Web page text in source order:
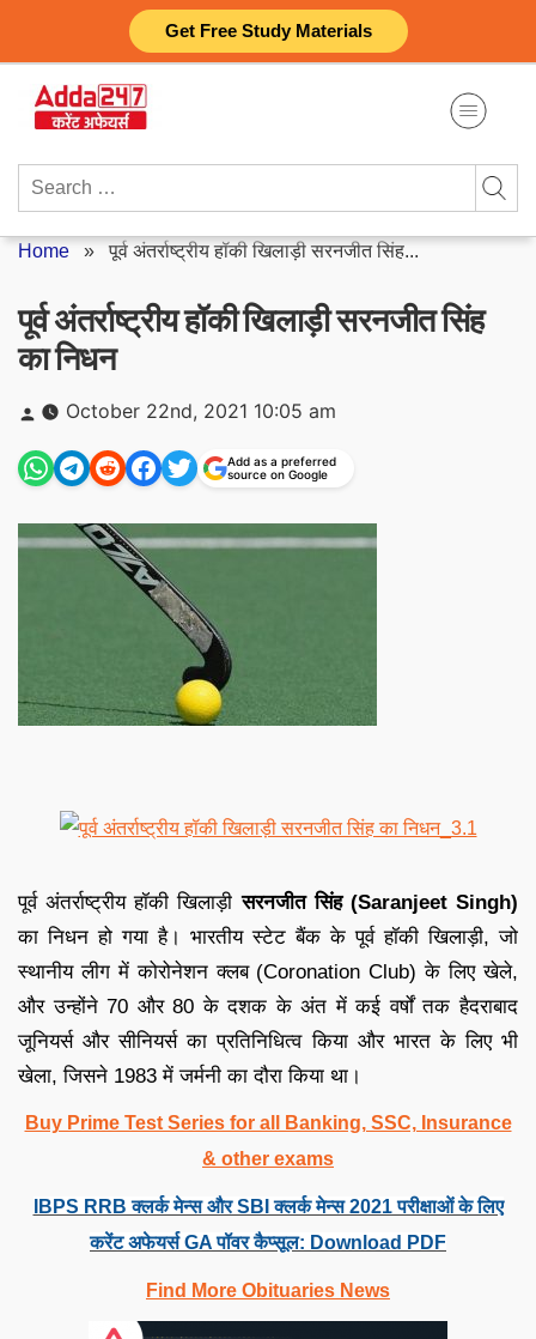
Get Free Study Materials
content
Search
Home »पूर्व अंतर्राष्ट्रीय हॉकी खिलाड़ी सरनजीत सिंह...
पूर्व अंतर्राष्ट्रीय हॉकी खिलाड़ी सरनजीत सिंह
का निधन
Posted
by
October 22nd, 2021 10:05 am
Add as a preferred
source on Google
पूर्व अंतर्राष्ट्रीय हॉकी खिलाड़ीसरनजीत सिंह (Saranjeet Singh)
का निधन हो गया है। भारतीय स्टेट बैंक के पूर्व हॉकी खिलाड़ी, जो
स्थानीय लीग में कोरोनेशन क्लब (Coronation Club) के लिए खेले,
और उन्होंने 70 और 80 के दशक के अंत में कई वर्षों तक हैदराबाद
जूनियर्स और सीनियर्स का प्रतिनिधित्व किया और भारत के लिए भी
खेला, जिसने 1983 में जर्मनी का दौरा किया था।
Buy Prime Test Series for all Banking, SSC, Insurance
& other exams
IBPS RRB क्लर्क मेन्स और SBI क्लर्क मेन्स 2021 परीक्षाओं के लिए
करेंट अफेयर्स GA पॉवर कैप्सूल: Download PDF
Find More Obituaries News